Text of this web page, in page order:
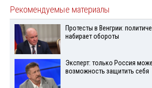
Рекомендуемые материалы
Протесты в Венгрии:
набирает обороты
Эксперт: только Россия
возможность защитить себя